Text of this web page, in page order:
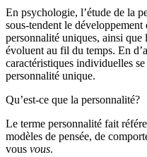
En psychologie, l’étude de la
sous-tendent le
personnalité uniques, ainsi que
évoluent au fil du temps. En
caractéristiques individuelles
personnalité unique.
Qu’est-ce que la personnalité?
Le terme personnalité fait
modèles de pensée, de
vous vous.